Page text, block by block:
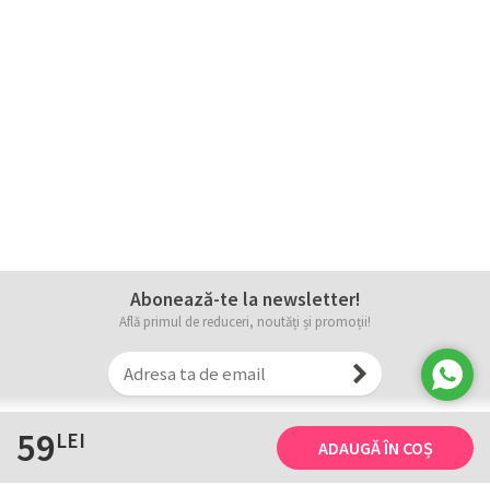
59LEI ADAUGĂ ÎN COȘ
Abonează-te la newsletter!
Află primul de reduceri, noutăți și promoții!
Tricourile noastre